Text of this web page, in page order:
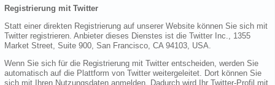
Registrierung mit Twitter
Statt einer direkten Registrierung auf unserer Website können Sie sich mit
Twitter registrieren. Anbieter dieses Dienstes ist die Twitter Inc., 1355
Market Street, Suite 900, San Francisco, CA 94103, USA.
Wenn Sie sich für die Registrierung mit Twitter entscheiden, werden Sie
automatisch auf die Plattform von Twitter weitergeleitet. Dort können Sie
sich mit Ihren Nutzungsdaten anmelden. Dadurch wird Ihr Twitter-Profil mit